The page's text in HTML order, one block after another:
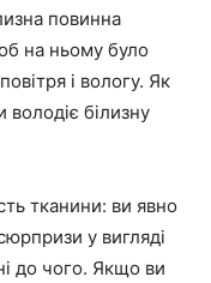
повинна
на ньому було
і вологу. Як
білизну
тканини: ви явно
у вигляді
до чого. Якщо ви